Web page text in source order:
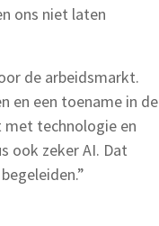
ons niet laten
de arbeidsmarkt.
en een toename in de
met technologie en
ook zeker AI. Dat